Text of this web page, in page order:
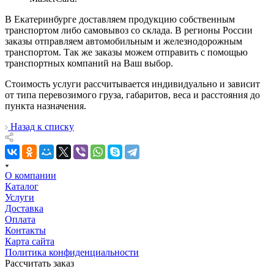
В Екатеринбурге доставляем продукцию собственным
транспортом либо самовывоз со склада. В регионы России
заказы отправляем автомобильным и железнодорожным
транспортом. Так же заказы можем отправить с помощью
транспортных компаний на Ваш выбор.
Стоимость услуги рассчитывается индивидуально и зависит
от типа перевозимого груза, габаритов, веса и расстояния до
пункта назначения.
Назад к списку
О компании
Каталог
Услуги
Доставка
Оплата
Контакты
Карта сайта
Политика конфиденциальности
Рассчитать заказ